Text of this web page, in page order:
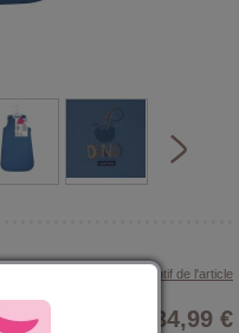
> Voir le descriptif de l'article
34,99 €